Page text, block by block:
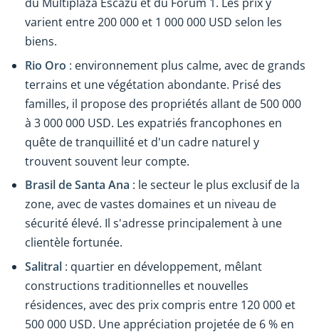
du Multiplaza Escazú et du Forum 1. Les prix y
varient entre 200 000 et 1 000 000 USD selon les
biens.
Rio Oro : environnement plus calme, avec de grands
terrains et une végétation abondante. Prisé des
familles, il propose des propriétés allant de 500 000
à 3 000 000 USD. Les expatriés francophones en
quête de tranquillité et d'un cadre naturel y
trouvent souvent leur compte.
Brasil de Santa Ana : le secteur le plus exclusif de la
zone, avec de vastes domaines et un niveau de
sécurité élevé. Il s'adresse principalement à une
clientèle fortunée.
Salitral : quartier en développement, mêlant
constructions traditionnelles et nouvelles
résidences, avec des prix compris entre 120 000 et
500 000 USD. Une appréciation projetée de 6 % en